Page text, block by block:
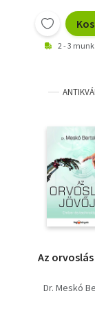
2 - 3
Az
Dr. Meskó